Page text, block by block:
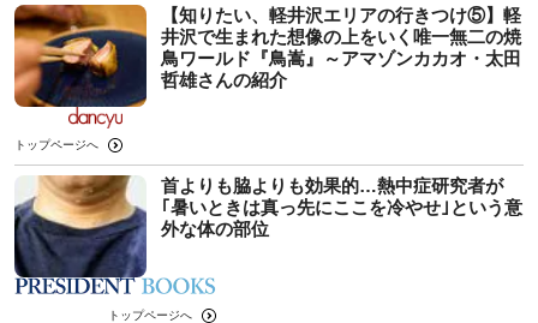
【知りたい、軽井沢エリアの行きつけ⑤】軽
井沢で生まれた想像の上をいく唯一無二の焼
鳥ワールド『鳥嵩』～アマゾンカカオ・太田
哲雄さんの紹介
トップページへ
首よりも脇よりも効果的…熱中症研究者が
｢暑いときは真っ先にここを冷やせ｣という意
外な体の部位
トップページへ